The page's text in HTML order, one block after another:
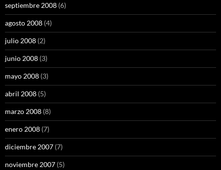
septiembre 2008 (6)
agosto 2008 (4)
julio 2008 (2)
junio 2008 (3)
mayo 2008 (3)
abril 2008 (5)
marzo 2008 (8)
enero 2008 (7)
diciembre 2007 (7)
noviembre 2007 (5)